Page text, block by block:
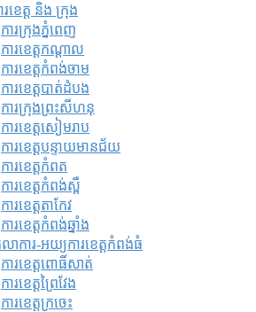
េត្ត និង ក្រុង
រក្រុងភ្នំពេញ
រខេត្តកណ្តាល
រខេត្តកំពង់ចាម
រខេត្តបាត់ដំបង
ារ​ក្រុងព្រះសីហនុ
រខេត្តសៀមរាប
រខេត្តបន្ទាយមានជ័យ
រខេត្តកំពត
រខេត្តកំពង់ស្ពឺ
ខេត្តតាកែវ
ខេត្តកំពង់ឆ្នាំង
ការ-អយ្យការខេត្តកំពង់ធំ
រខេត្តពោធិ៍សាត់
ខេត្តព្រៃវែង
ខេត្តក្រចេះ